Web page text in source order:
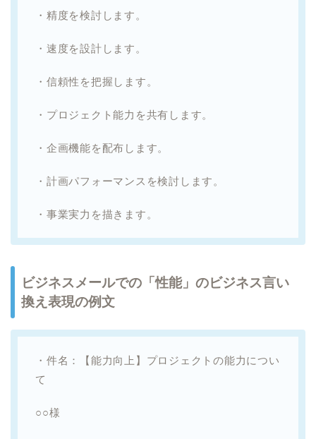
・精度を検討します。
・速度を設計します。
・信頼性を把握します。
・プロジェクト能力を共有します。
・企画機能を配布します。
・計画パフォーマンスを検討します。
・事業実力を描きます。
ビジネスメールでの「性能」のビジネス言い
換え表現の例文
・件名：【能力向上】プロジェクトの能力につい
て
○○様